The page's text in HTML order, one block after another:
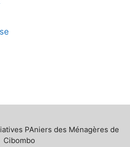
PAniers des Ménagères de
Cibombo